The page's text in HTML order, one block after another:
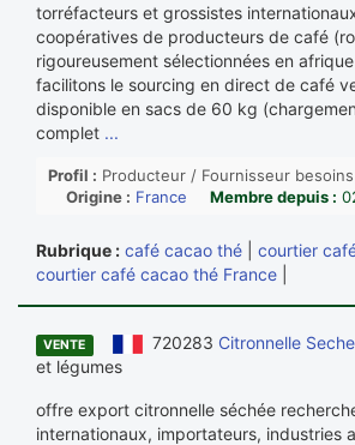
torréfacteurs et grossistes
coopératives de producteurs de café
rigoureusement sélectionnées en
facilitons le sourcing en direct de café
disponible en sacs de 60 kg
complet ...
Profil : Producteur / Fournisseur
Origine : France Membre depuis :
Rubrique : café cacao thé courtier
courtier café cacao thé France
VENTE 720283 Citronnelle
et légumes
offre export citronnelle séchée
internationaux, importateurs, industries